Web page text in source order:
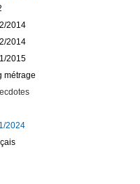
2014
2014
2015
métrage
2024